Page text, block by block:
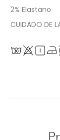
2% Elastano
CUIDADO DE